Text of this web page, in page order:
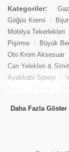
Kategoriler:
Göğüs Kremi
Mobilya Tekerlekleri
Pişirme
Büyük
Oto Krom Aksesuar
Can Yelekleri &
Ayakkabı Spreyi
Kasa
Cezve
Tekne Bağlama &
Daha Fazla Göster